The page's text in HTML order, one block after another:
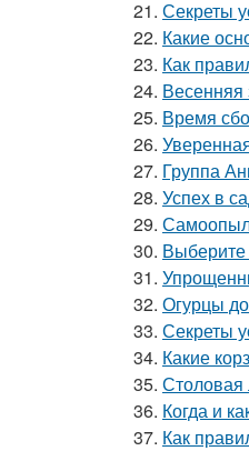
21. Секреты
22. Какие
23. Как
24. Весенняя
25. Время
26.
27. Группа
28. Успех в
29.
30. Выберите
31.
32. Огурцы
33. Секреты
34. Какие
35. Столовая
36. Когда и
37. Как